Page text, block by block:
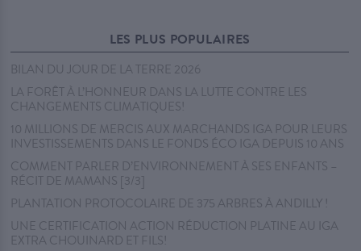
LES PLUS POPULAIRES
BILAN DU JOUR DE LA TERRE 2026
LA FORÊT À L’HONNEUR DANS LA LUTTE CONTRE LES
CHANGEMENTS CLIMATIQUES!
10 MILLIONS DE MERCIS AUX MARCHANDS IGA POUR LEURS
INVESTISSEMENTS DANS LE FONDS ÉCO IGA DEPUIS 10 ANS
COMMENT PARLER D’ENVIRONNEMENT À SES ENFANTS –
RÉCIT DE MAMANS [3/3]
PLANTATION PROTOCOLAIRE DE 375 ARBRES À ANDILLY !
UNE CERTIFICATION ACTION RÉDUCTION PLATINE AU IGA
EXTRA CHOUINARD ET FILS!